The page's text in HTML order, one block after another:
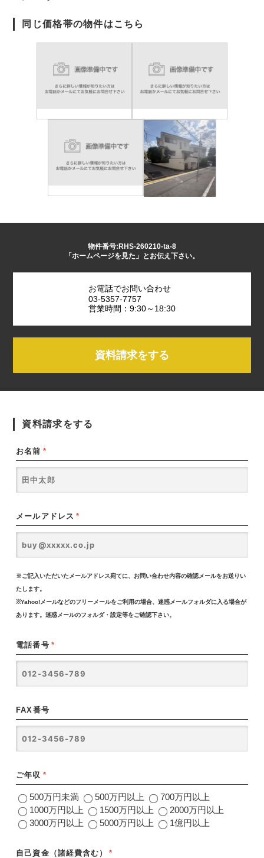
同じ価格帯の物件はこちら
物件番号:RHS-260210-ta-8
「ホームページを見た」とお伝え下さい。
お電話でお問い合わせ
03-5357-7757
営業時間：9:30～18:30
資料請求をする
資料請求をする
お名前 *
メールアドレス *
※ご記入いただいたメールアドレス宛てに、お問い合わせ内容の確認メールをお送りい
たします。
※Yahoo!メールなどのフリーメールをご利用の場合、迷惑メールフォルダに入る場合が
あります。迷惑メールのフォルダ・設定等をご確認下さい。
電話番号 *
FAX番号
ご年収 *
500万円未満 500万円以上
700万円以上
1000万円以上
1500万円以上
2000万円以上
3000万円以上
5000万円以上 1億円以上
自己資金（諸経費含む） *